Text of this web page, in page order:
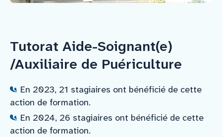
Espace agent
Faire un don
Contact
Tutorat Aide-Soignant(e)
/Auxiliaire de Puériculture
En 2023, 21 stagiaires ont bénéficié de cette
action de formation.
En 2024, 26 stagiaires ont bénéficié de cette
action de formation.